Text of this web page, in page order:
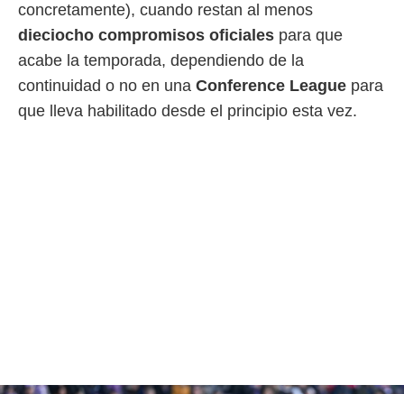
concretamente), cuando restan al menos
dieciocho compromisos oficiales para que
acabe la temporada, dependiendo de la
continuidad o no en una Conference League para
que lleva habilitado desde el principio esta vez.